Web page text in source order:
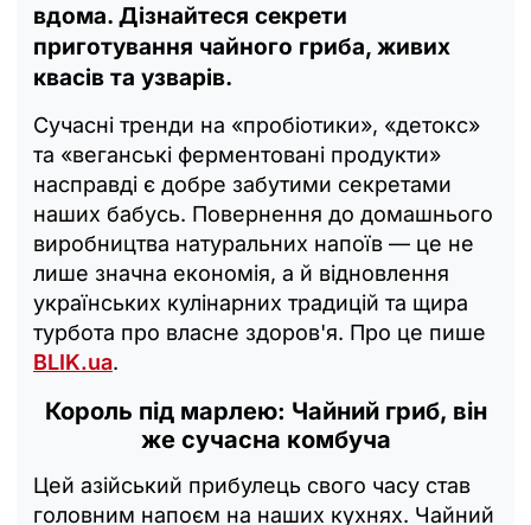
вдома. Дізнайтеся секрети
приготування чайного гриба, живих
квасів та узварів.
Сучасні тренди на «пробіотики», «детокс»
та «веганські ферментовані продукти»
насправді є добре забутими секретами
наших бабусь. Повернення до домашнього
виробництва натуральних напоїв — це не
лише значна економія, а й відновлення
українських кулінарних традицій та щира
турбота про власне здоров'я. Про це пише
BLIK.ua.
Король під марлею: Чайний гриб, він
же сучасна комбуча
Цей азійський прибулець свого часу став
головним напоєм на наших кухнях. Чайний